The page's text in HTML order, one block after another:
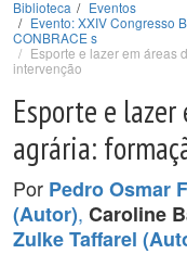
Biblioteca
Eventos
Evento: XXIV Congresso
CONBRACE s
Esporte e lazer em áreas
intervenção
Esporte e
agrária:
Por Pedro Osmar
(Autor), Caroline
Zulke Taffarel